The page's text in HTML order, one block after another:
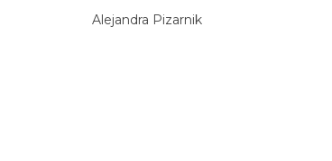
Alejandra Pizarnik